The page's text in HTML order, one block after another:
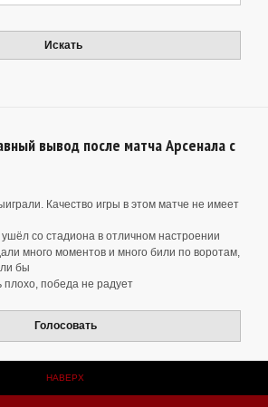
Искать
вывод после матча Арсенала с
Качество игры в этом матче не имеет
со стадиона в отличном настроении
много моментов и много били по воротам,
бы
плохо, победа не радует
Голосовать
НАВЕРХ